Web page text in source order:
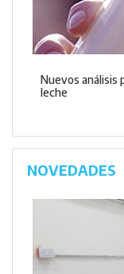
Nuevos análisis
leche
NOVEDADES